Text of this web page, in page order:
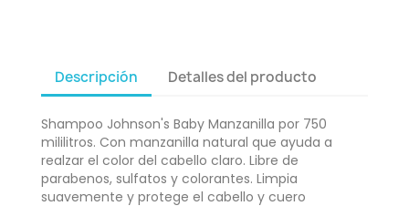
Descripción Detalles del producto
Shampoo Johnson's Baby Manzanilla por 750
mililitros. Con manzanilla natural que ayuda a
realzar el color del cabello claro. Libre de
parabenos, sulfatos y colorantes. Limpia
suavemente y protege el cabello y cuero